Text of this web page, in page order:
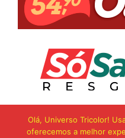
Olá, Universo Tricolor!
oferecemos a melhor